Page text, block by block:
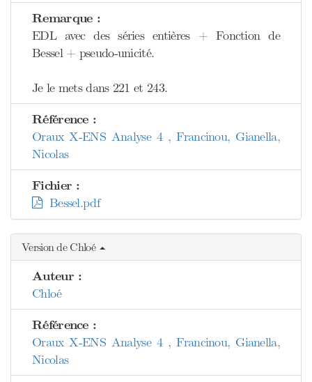
Remarque :
EDL avec des séries entières + Fonction de
Bessel + pseudo-unicité.
Je le mets dans 221 et 243.
Référence :
Oraux X-ENS Analyse 4 , Francinou, Gianella,
Nicolas
Fichier :
Bessel.pdf
Version de Chloé
Auteur :
Chloé
Référence :
Oraux X-ENS Analyse 4 , Francinou, Gianella,
Nicolas